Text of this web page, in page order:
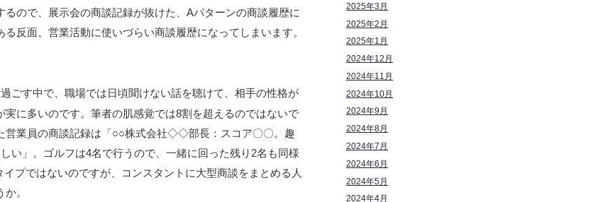
ので、展示会の商談記録が抜けた、Aパターンの商談履歴に
反面、営業活動に使いづらい商談履歴になってしまいます。
ごす中で、職場では日頃聞けない話を聴けて、相手の性格が
に多いのです。筆者の肌感覚では8割を超えるのではないで
営業員の商談記録は「○○株式会社◇◇部長：スコア〇〇。趣
い」。ゴルフは4名で行うので、一緒に回った残り2名も同様
プではないのですが、コンスタントに大型商談をまとめる人
。
2025年3月
2025年2月
2025年1月
2024年12月
2024年11月
2024年10月
2024年9月
2024年8月
2024年7月
2024年6月
2024年5月
2024年4月